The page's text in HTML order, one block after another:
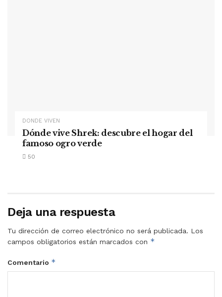
DONDE VIVEN
Dónde vive Shrek: descubre el hogar del
famoso ogro verde
50
Deja una respuesta
Tu dirección de correo electrónico no será publicada. Los
campos obligatorios están marcados con *
Comentario *